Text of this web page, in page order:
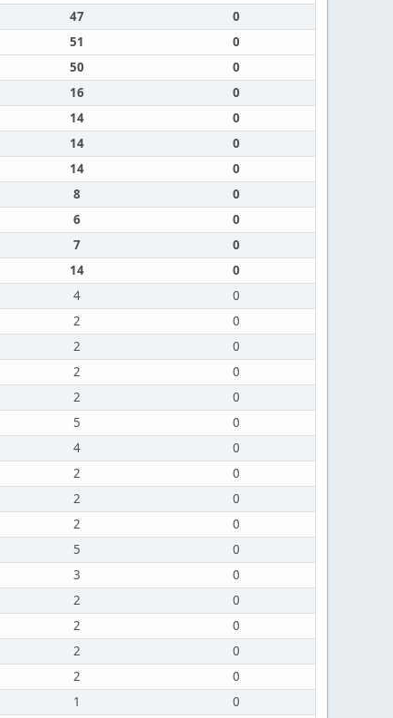
47
0
51
0
50
0
16
0
14
0
14
0
14
0
8
0
6
0
7
0
14
0
4
0
2
0
2
0
2
0
2
0
5
0
4
0
2
0
2
0
2
0
5
0
3
0
2
0
2
0
2
0
2
0
1
0